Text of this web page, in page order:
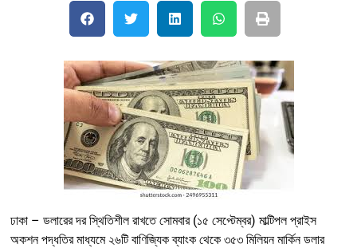
ঢাকা – ডলারের দর স্থিতিশীল রাখতে সোমবার (১৫ সেপ্টেম্বর) মাল্টিপল প্রাইস
অকশন পদ্ধতির মাধ্যমে ২৬টি বাণিজ্যিক ব্যাংক থেকে ৩৫৩ মিলিয়ন মার্কিন ডলার